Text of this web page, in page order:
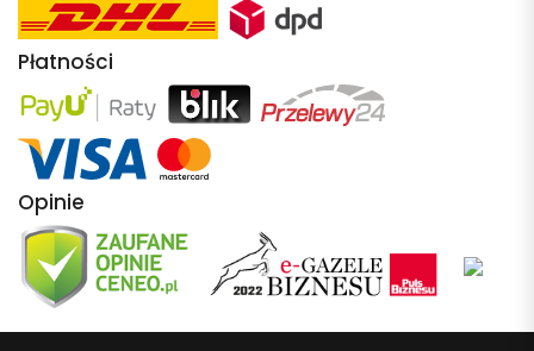
Płatności
Opinie